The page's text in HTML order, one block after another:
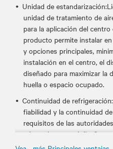
Unidad de
unidad de tratamiento de
para la aplicación del
producto permite instalar
y opciones principales,
instalación en el centro, el
diseñado para maximizar la
huella o espacio ocupado.
Continuidad de
fiabilidad y la continuidad
requisitos de las
adoptadas para el diseño y
datos.